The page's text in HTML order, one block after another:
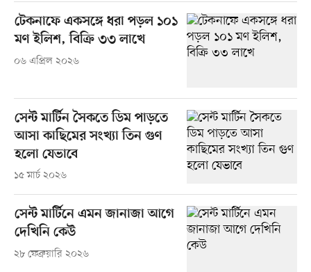
টেকনাফে একসঙ্গে ধরা পড়ল ১০১
মণ ইলিশ, বিক্রি ৩৩ লাখে
০৬ এপ্রিল ২০২৬
সেন্ট মার্টিন সৈকতে ডিম পাড়তে
আসা কাছিমের সংখ্যা তিন গুণ
হলো যেভাবে
১৫ মার্চ ২০২৬
সেন্ট মার্টিনে এমন জানাজা আগে
দেখিনি কেউ
২৮ ফেব্রুয়ারি ২০২৬